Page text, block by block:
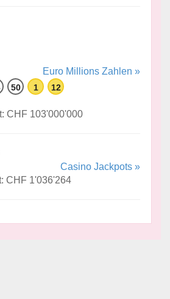
Euro Millions Zahlen »
50 1 12
CHF 103'000'000
Casino Jackpots »
CHF 1'036'264